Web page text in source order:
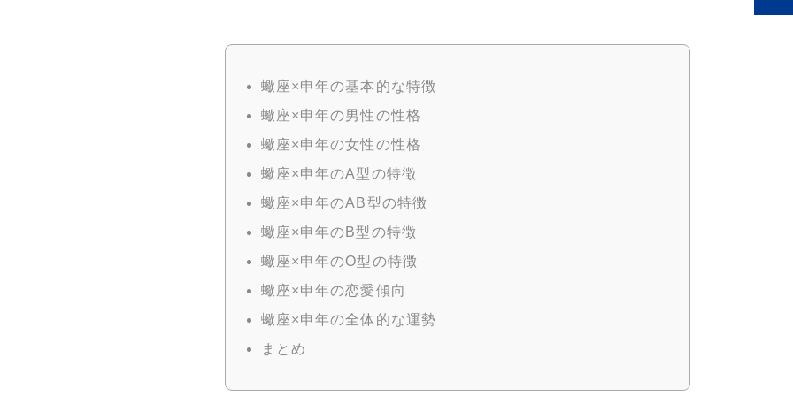
蠍座×申年の基本的な特徴
蠍座×申年の男性の性格
蠍座×申年の女性の性格
蠍座×申年のA型の特徴
蠍座×申年のAB型の特徴
蠍座×申年のB型の特徴
蠍座×申年のO型の特徴
蠍座×申年の恋愛傾向
蠍座×申年の全体的な運勢
まとめ